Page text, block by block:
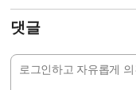
댓글